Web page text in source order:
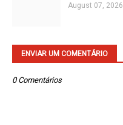
August 07, 2026
ENVIAR UM COMENTÁRIO
0 Comentários